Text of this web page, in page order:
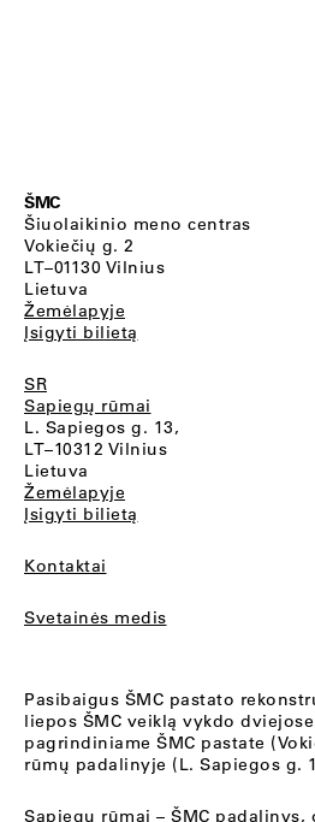
ŠMC
Šiuolaikinio meno centras
Vokiečių g. 2
LT–01130 Vilnius
Lietuva
Žemėlapyje
Įsigyti bilietą
SR
Sapiegų rūmai
L. Sapiegos g. 13,
LT–10312 Vilnius
Lietuva
Žemėlapyje
Įsigyti bilietą
Kontaktai
Svetainės medis
Pasibaigus ŠMC pastato
liepos ŠMC veiklą vykdo
pagrindiniame ŠMC pastate
rūmų padalinyje (L. Sapiegos g.
Sapiegų rūmai – ŠMC